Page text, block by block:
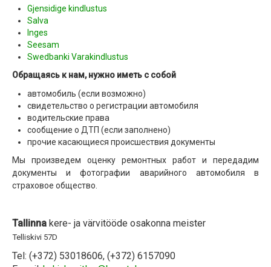
Gjensidige kindlustus
Salva
Inges
Seesam
Swedbanki Varakindlustus
Обращаясь к нам, нужно иметь с собой
автомобиль (если возможно)
свидетельство о регистрации автомобиля
водительские права
сообщение о ДТП (если заполнено)
прочие касающиеся происшествия документы
Мы произведем оценку ремонтных работ и передадим
документы и фотографии аварийного автомобиля в
страховое общество.
Tallinna kere- ja värvitööde osakonna meister
Telliskivi 57D
Tel: (+372) 53018606, (+372) 6157090